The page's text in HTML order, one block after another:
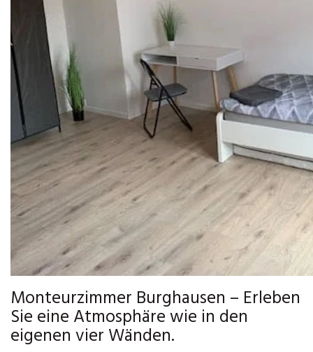
Monteurzimmer Burghausen – Erleben
Sie eine Atmosphäre wie in den
eigenen vier Wänden.